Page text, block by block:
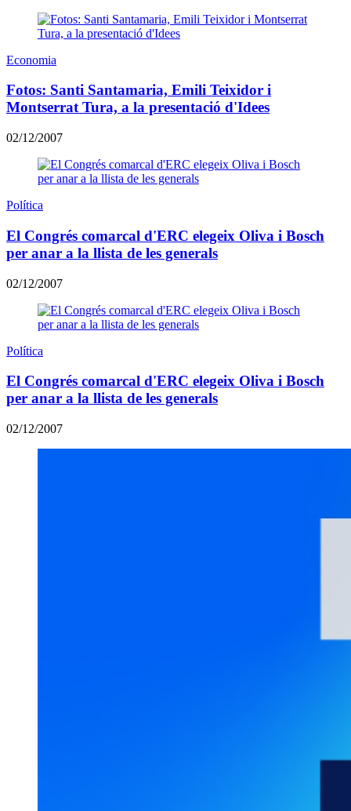
Economia
Fotos: Santi Santamaria, Emili Teixidor i
Montserrat Tura, a la presentació d'Idees
02/12/2007
Política
El Congrés comarcal d'ERC elegeix Oliva i Bosch
per anar a la llista de les generals
02/12/2007
Política
El Congrés comarcal d'ERC elegeix Oliva i Bosch
per anar a la llista de les generals
02/12/2007